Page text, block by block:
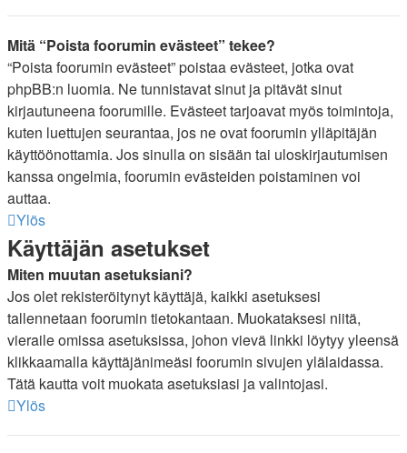
Mitä “Poista foorumin evästeet” tekee?
“Poista foorumin evästeet” poistaa evästeet, jotka ovat
phpBB:n luomia. Ne tunnistavat sinut ja pitävät sinut
kirjautuneena foorumille. Evästeet tarjoavat myös toimintoja,
kuten luettujen seurantaa, jos ne ovat foorumin ylläpitäjän
käyttöönottamia. Jos sinulla on sisään tai uloskirjautumisen
kanssa ongelmia, foorumin evästeiden poistaminen voi
auttaa.
Ylös
Käyttäjän asetukset
Miten muutan asetuksiani?
Jos olet rekisteröitynyt käyttäjä, kaikki asetuksesi
tallennetaan foorumin tietokantaan. Muokataksesi niitä,
vieraile omissa asetuksissa, johon vievä linkki löytyy yleensä
klikkaamalla käyttäjänimeäsi foorumin sivujen ylälaidassa.
Tätä kautta voit muokata asetuksiasi ja valintojasi.
Ylös